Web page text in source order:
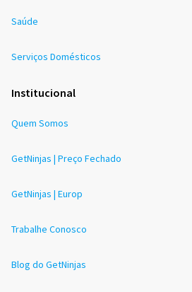
Saúde
Serviços Domésticos
Institucional
Quem Somos
GetNinjas | Preço Fechado
GetNinjas | Europ
Trabalhe Conosco
Blog do GetNinjas